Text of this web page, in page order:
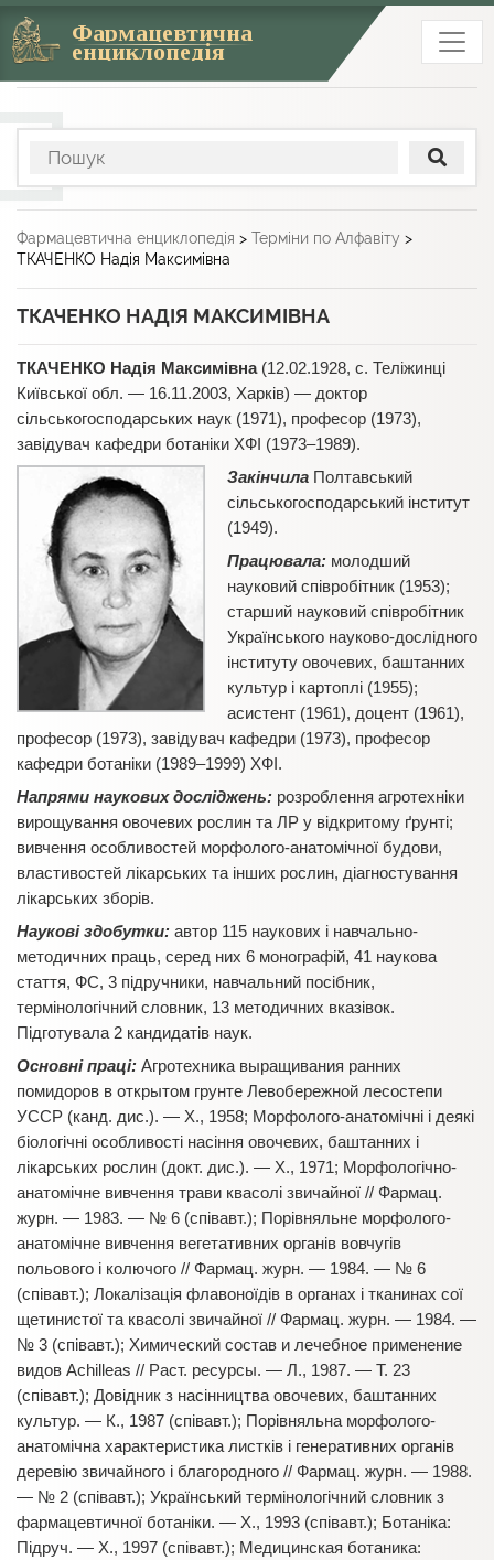
Фармацевтична
енциклопедія
Фармацевтична енциклопедія > Терміни по Алфавіту >
ТКАЧЕНКО Надія Максимівна
ТКАЧЕНКО НАДІЯ МАКСИМІВНА
ТКАЧЕНКО Надія Максимівна(12.02.1928, с. Теліжинці
Київської обл. — 16.11.2003, Харків) — доктор
сільськогосподарських наук (1971), професор (1973),
завідувач кафедри ботаніки ХФІ (1973–1989).
Закінчила Полтавський
сільськогосподарський інститут
(1949).
Працювала: молодший
науковий співробітник (1953);
старший науковий співробітник
Українського науково-дослідного
інституту овочевих, баштанних
культур і картоплі (1955);
асистент (1961), доцент (1961),
професор (1973), завідувач кафедри (1973), професор
кафедри ботаніки (1989–1999) ХФІ.
Напрями наукових досліджень: розроблення агротехніки
вирощування овочевих рослин та ЛР у відкритому ґрунті;
вивчення особливостей морфолого-анатомічної будови,
властивостей лікарських та інших рослин, діагностування
лікарських зборів.
Наукові здобутки: автор 115 наукових і навчально-
методичних праць, серед них 6 монографій, 41 наукова
стаття, ФС, 3 підручники, навчальний посібник,
термінологічний словник, 13 методичних вказівок.
Підготувала 2 кандидатів наук.
Основні праці: Агротехника выращивания ранних
помидоров в открытом грунте Левобережной лесостепи
УССР (канд. дис.). — Х., 1958; Морфолого-анатомічні і деякі
біологічні особливості насіння овочевих, баштанних і
лікарських рослин (докт. дис.). — Х., 1971; Морфологічно-
анатомічне вивчення трави квасолі звичайної // Фармац.
журн. — 1983. — № 6 (співавт.); Порівняльне морфолого-
анатомічне вивчення вегетативних органів вовчугів
польового і колючого // Фармац. журн. — 1984. — № 6
(співавт.); Локалізація флавоноїдів в органах і тканинах сої
щетинистої та квасолі звичайної // Фармац. журн. — 1984. —
№ 3 (співавт.); Химический состав и лечебное применение
видов Achilleas // Раст. ресурсы. — Л., 1987. — Т. 23
(співавт.); Довідник з насінництва овочевих, баштанних
культур. — К., 1987 (співавт.); Порівняльна морфолого-
анатомічна характеристика листків і генеративних органів
деревію звичайного і благородного // Фармац. журн. — 1988.
— № 2 (співавт.); Український термінологічний словник з
фармацевтичної ботаніки. — Х., 1993 (співавт.); Ботаніка:
Підруч. — Х., 1997 (співавт.); Медицинская ботаника: